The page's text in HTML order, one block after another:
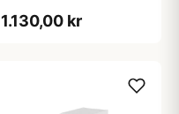
1.130,00 kr